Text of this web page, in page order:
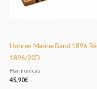
Hohner Marine Band 1896 Ré
1896/20D
Harmonicas
45,90€